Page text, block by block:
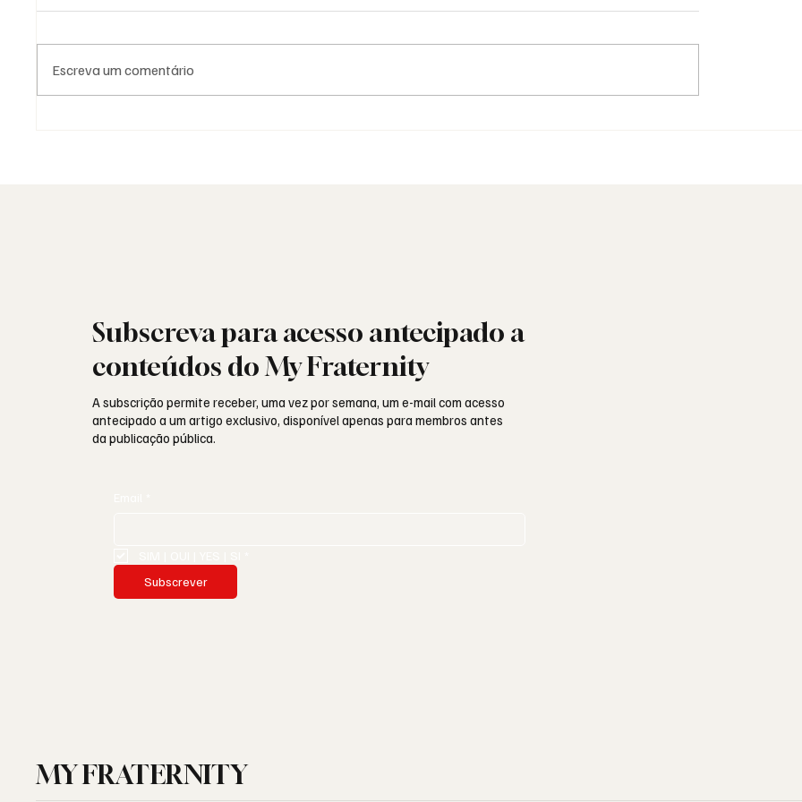
Escreva um comentário
Subscreva para acesso antecipado a
conteúdos do My Fraternity
A subscrição permite receber, uma vez por semana, um e-mail com acesso
antecipado a um artigo exclusivo, disponível apenas para membros antes
da publicação pública.
Subscrever
MY FRATERNITY